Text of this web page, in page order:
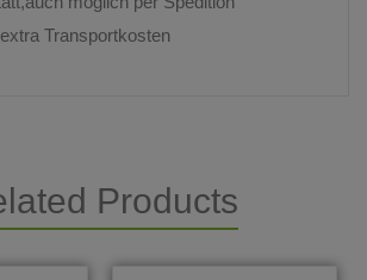
Transportkosten
Products